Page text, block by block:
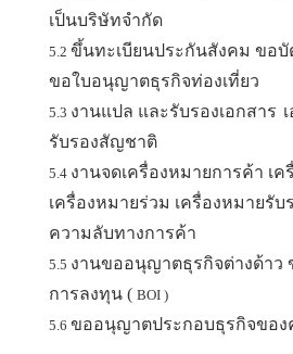
เป็นบริษัทจำกัด
5.2 ขึ้นทะเบียนประกันสังคม ขอบั
ขอใบอนุญาตธุรกิจท่องเที่ยว
5.3 งานแปล และรับรองเอกสาร
รับรองสัญชาติ
5.4 งานจดเครื่องหมายการค้า เ
เครื่องหมายร่วม เครื่องหมายรั
ความลับทางการค้า
5.5 งานขออนุญาตธุรกิจต่างด้าว
การลงทุน ( BOI )
5.6 ขออนุญาตประกอบธุรกิจของ